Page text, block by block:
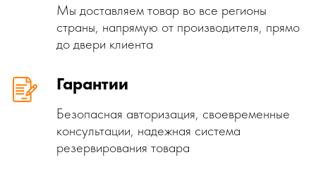
Мы доставляем товар во все регионы
страны, напрямую от производителя, прямо
до двери клиента
Гарантии
Безопасная авторизация, своевременные
консультации, надежная система
резервирования товара